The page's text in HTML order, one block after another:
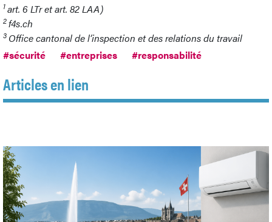
1art. 6 LTr et art. 82 LAA)
2f4s.ch
3 Office cantonal de l’inspection et des relations du travail
#sécurité
#entreprises #responsabilité
Articles en lien